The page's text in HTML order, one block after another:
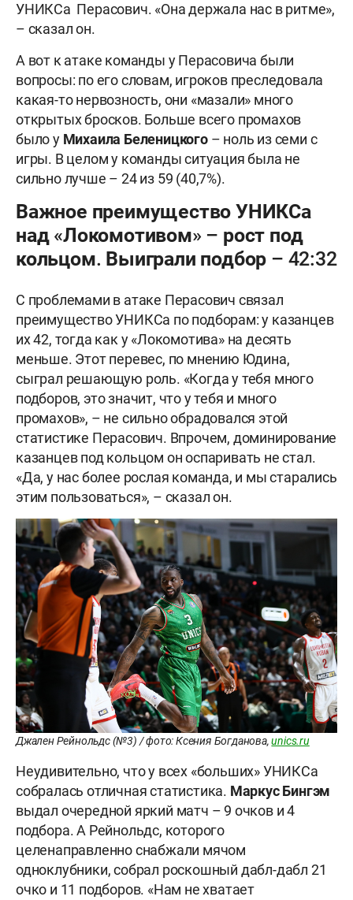
УНИКСа Перасович. «Она держала нас в ритме»,
– сказал он.
А вот к атаке команды у Перасовича были
вопросы: по его словам, игроков преследовала
какая-то нервозность, они «мазали» много
открытых бросков. Больше всего промахов
было у Михаила Беленицкого– ноль из семи с
игры. В целом у команды ситуация была не
сильно лучше – 24 из 59 (40,7%).
Важное преимущество УНИКСа
над «Локомотивом» – рост под
кольцом. Выиграли подбор – 42:32
С проблемами в атаке Перасович связал
преимущество УНИКСа по подборам: у казанцев
их 42, тогда как у «Локомотива» на десять
меньше. Этот перевес, по мнению Юдина,
сыграл решающую роль. «Когда у тебя много
подборов, это значит, что у тебя и много
промахов», – не сильно обрадовался этой
статистике Перасович. Впрочем, доминирование
казанцев под кольцом он оспаривать не стал.
«Да, у нас более рослая команда, и мы старались
этим пользоваться», – сказал он.
Джален Рейнольдс (№3) / фото: Ксения Богданова,unics.ru
Неудивительно, что у всех «больших» УНИКСа
собралась отличная статистика. Маркус Бингэм
выдал очередной яркий матч – 9 очков и 4
подбора. А Рейнольдс, которого
целенаправленно снабжали мячом
одноклубники, собрал роскошный дабл-дабл 21
очко и 11 подборов. «Нам не хватает